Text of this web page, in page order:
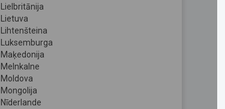
Lielbritānija
Lietuva
Lihtenšteina
Luksemburga
Maķedonija
Melnkalne
Moldova
Mongolija
Nīderlande